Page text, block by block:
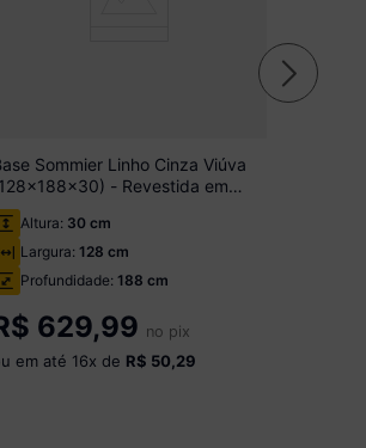
Sommier Linho Cinza Viúva
- Revestida em
- Ortobom
Altura: 30 cm
Largura:128 cm
Profundidade:188 cm
629,99 no pix
em até 16x de R$ 50,29